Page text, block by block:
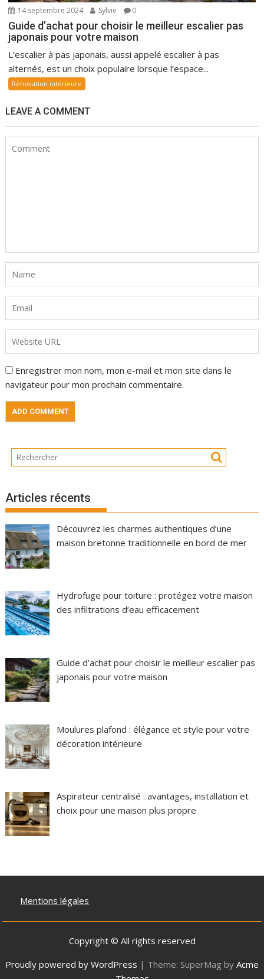
14 septembre 2024 Sylvie 0
Guide d’achat pour choisir le meilleur escalier pas
japonais pour votre maison
L’escalier à pas japonais, aussi appelé escalier à pas
alternés, est un choix populaire lorsque l’espace...
Rénovation intérieure
LEAVE A COMMENT
Enregistrer mon nom, mon e-mail et mon site dans le
navigateur pour mon prochain commentaire.
Articles récents
Découvrez les charmes authentiques d’une
maison bretonne traditionnelle en bord de mer
Hydrofuge pour toiture : protégez votre maison
des infiltrations d’eau efficacement
Guide d’achat pour choisir le meilleur escalier pas
japonais pour votre maison
Moulures plafond : élégance et style pour votre
décoration intérieure
Aspirateur centralisé : avantages, installation et
choix pour une maison plus propre
Mentions légales
Copyright © All rights reserved
Proudly powered by WordPress | Theme: SuperMag by Acme